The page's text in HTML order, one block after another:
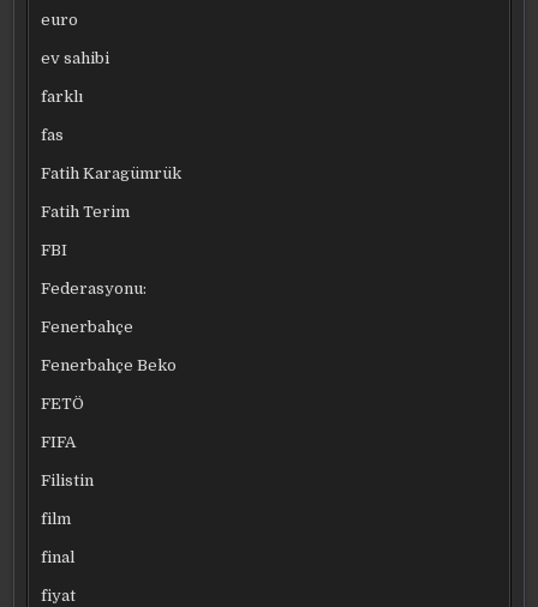
euro
ev sahibi
farklı
fas
Fatih Karagümrük
Fatih Terim
FBI
Federasyonu:
Fenerbahçe
Fenerbahçe Beko
FETÖ
FIFA
Filistin
film
final
fiyat